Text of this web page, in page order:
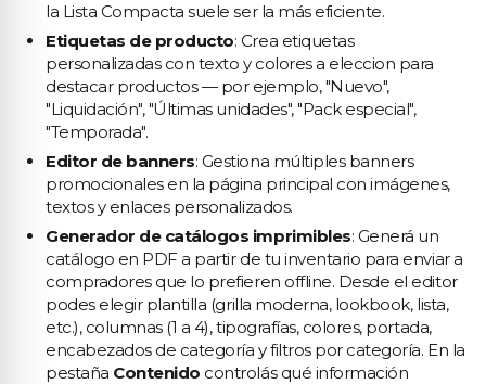
la Lista Compacta suele ser la más eficiente.
Etiquetas de producto: Crea etiquetas
personalizadas con texto y colores a eleccion para
destacar productos — por ejemplo, "Nuevo",
"Liquidación", "Últimas unidades", "Pack especial",
"Temporada".
Editor de banners: Gestiona múltiples banners
promocionales en la página principal con imágenes,
textos y enlaces personalizados.
Generador de catálogos imprimibles: Generá un
catálogo en PDF a partir de tu inventario para enviar a
compradores que lo prefieren offline. Desde el editor
podes elegir plantilla (grilla moderna, lookbook, lista,
etc.), columnas (1 a 4), tipografías, colores, portada,
encabezados de categoría y filtros por categoría. En la
pestaña Contenido controlás qué información